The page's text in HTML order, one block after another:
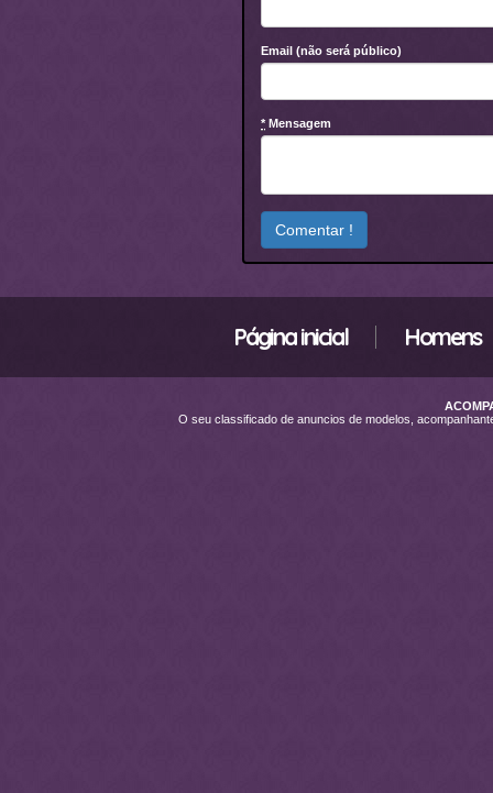
Email (não será público)
*Mensagem
Página inicial Homens
O seu classificado de anuncios de modelos,